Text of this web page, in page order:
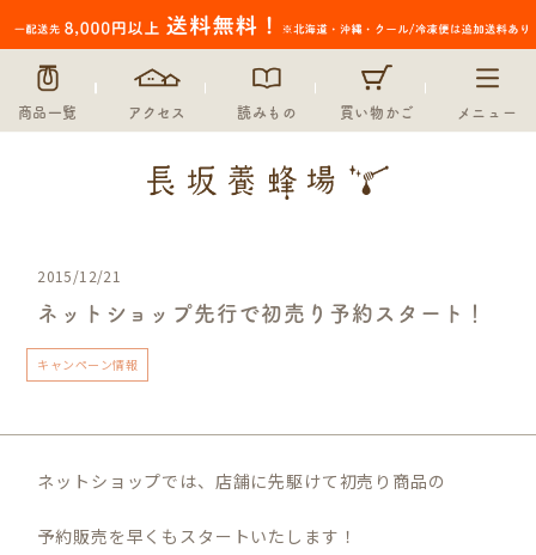
商品一覧 アクセス 読みもの 買い物かご メニュー
2015/12/21
ネットショップ先行で初売り予約スタート！
キャンペーン情報
ネットショップでは、店舗に先駆けて初売り商品の
予約販売を早くもスタートいたします！